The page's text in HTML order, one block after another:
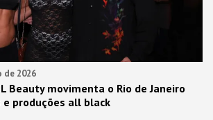
de 2026
Beauty movimenta o Rio de Janeiro
e produções all black